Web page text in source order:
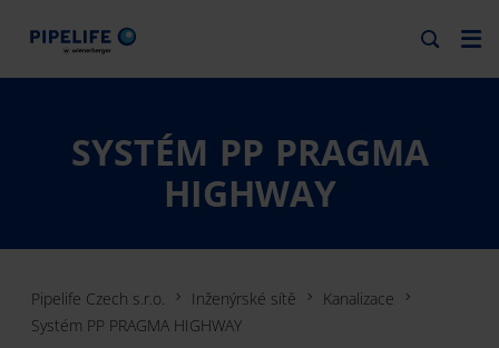
SYSTÉM PP PRAGMA
HIGHWAY
Pipelife Czech s.r.o. Inženýrské sítě
Kanalizace
Systém PP PRAGMA HIGHWAY